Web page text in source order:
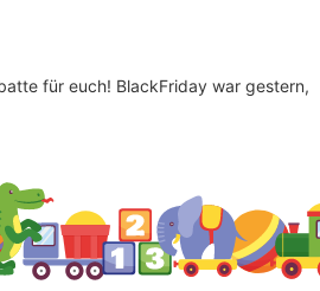
für euch! BlackFriday war gestern,